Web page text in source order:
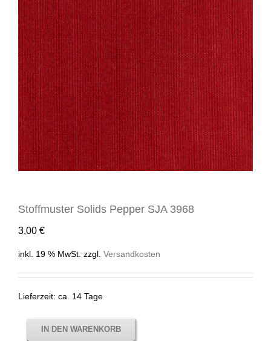
Stoffmuster Solids Pepper SJA 3968
3,00 €
inkl. 19 % MwSt. zzgl. Versandkosten
Lieferzeit: ca. 14 Tage
IN DEN WARENKORB